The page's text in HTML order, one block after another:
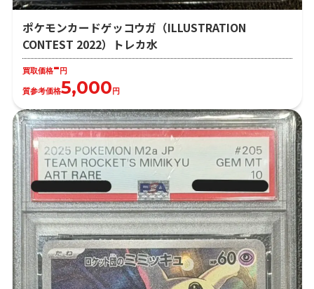
ポケモンカードゲッコウガ（ILLUSTRATION
CONTEST 2022）トレカ水
買取価格-円
質参考価格5,000円